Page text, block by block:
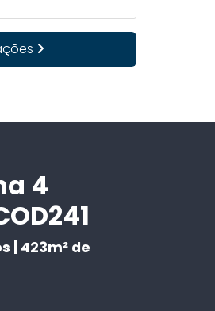
4
| 423m² de